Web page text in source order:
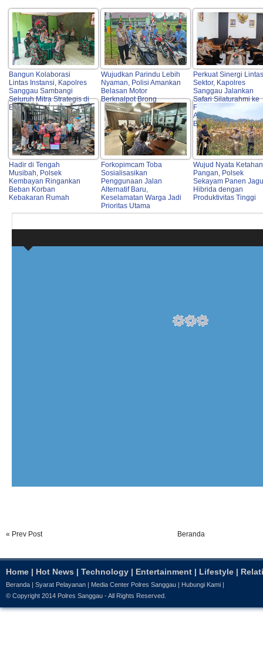
Bangun Kolaborasi
Lintas Instansi, Kapolres
Sanggau Sambangi
Seluruh Mitra Strategis di
Entikong
Wujudkan Parindu Lebih
Nyaman, Polisi Amankan
Belasan Motor
Berknalpot Brong
Perkuat Sinergi Lintas
Sektor, Kapolres
Sanggau Jalankan
Safari Silaturahmi ke
Forkopimda, Tokoh
Agama, OPD hingga
Bulog
Hadir di Tengah
Musibah, Polsek
Kembayan Ringankan
Beban Korban
Kebakaran Rumah
Forkopimcam Toba
Sosialisasikan
Penggunaan Jalan
Alternatif Baru,
Keselamatan Warga Jadi
Prioritas Utama
Wujud Nyata
Pangan, Polsek
Sekayam Panen
Hibrida dengan
Produktivitas Tinggi
« Prev Post Beranda
Home | Hot News | Technology | Entertainment | Lifestyle |
Beranda Syarat Pelayanan Media Center Polres Sanggau Hubungi Kami
© Copyright 2014 Polres Sanggau - All Rights Reserved.